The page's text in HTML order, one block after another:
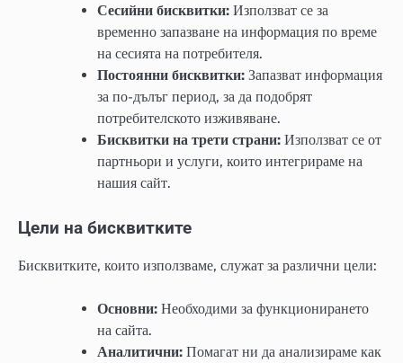
Сесийни бисквитки: Използват се за
временно запазване на информация по време
на сесията на потребителя.
Постоянни бисквитки: Запазват информация
за по-дълъг период, за да подобрят
потребителското изживяване.
Бисквитки на трети страни: Използват се от
партньори и услуги, които интегрираме на
нашия сайт.
Цели на бисквитките
Бисквитките, които използваме, служат за различни цели:
Основни: Необходими за функционирането
на сайта.
Аналитични: Помагат ни да анализираме как